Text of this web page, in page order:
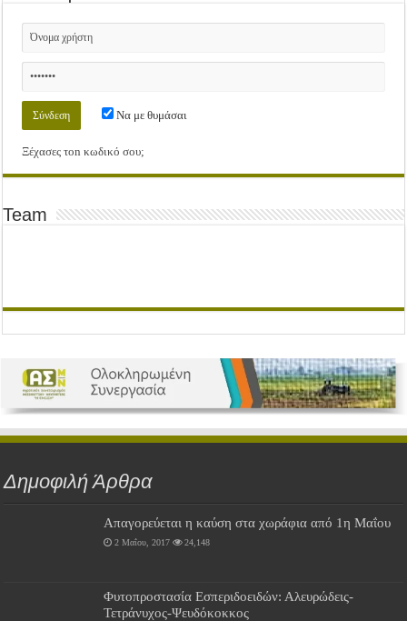
Να με θυμάσαι
Ξέχασες τοn κωδικό σου;
Team
Δημοφιλή Άρθρα
Απαγορεύεται η καύση στα χωράφια από 1η Μαΐου
2 Μαΐου, 2017 24,148
Φυτοπροστασία Εσπεριδοειδών: Αλευρώδεις-
Τετράνυχος-Ψευδόκοκκος